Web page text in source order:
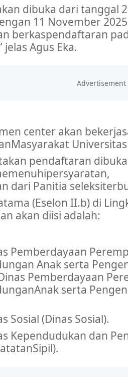
dibuka dari tanggal
11 November 2025
berkaspendaftaran
jelas Agus Eka.
center akan bekerja
Masyarakat Universitas
pendaftaran dibuka
persyaratan,
dari Panitia seleksi
(Eselon II.b) di
akan diisi adalah:
Pemberdayaan
Anak serta
Pemberdayaan
Anak serta
Sosial (Dinas Sosial).
Kependudukan dan
Sipil).